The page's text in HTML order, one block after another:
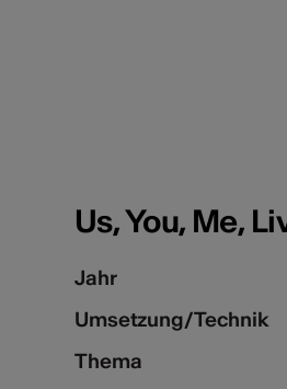
Us, You, Me,
Jahr
Umsetzung/Technik
Thema